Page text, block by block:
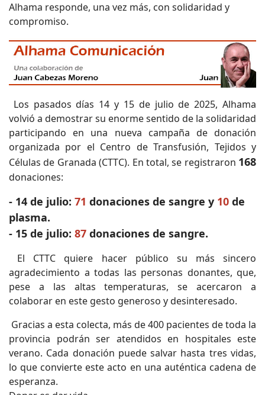
Alhama responde, una vez más, con solidaridad y
compromiso.
Los pasados días 14 y 15 de julio de 2025, Alhama
volvió a demostrar su enorme sentido de la solidaridad
participando en una nueva campaña de donación
organizada por el Centro de Transfusión, Tejidos y
Células de Granada (CTTC). En total, se registraron 168
donaciones:
- 14 de julio: 71 donaciones de sangre y 10 de
plasma.
- 15 de julio: 87 donaciones de sangre.
El CTTC quiere hacer público su más sincero
agradecimiento a todas las personas donantes, que,
pese a las altas temperaturas, se acercaron a
colaborar en este gesto generoso y desinteresado.
Gracias a esta colecta, más de 400 pacientes de toda la
provincia podrán ser atendidos en hospitales este
verano. Cada donación puede salvar hasta tres vidas,
lo que convierte este acto en una auténtica cadena de
esperanza.